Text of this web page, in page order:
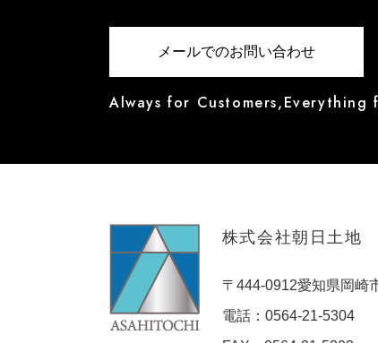
メールでのお問い合わせ
Always for Customers,Everything
株式会社朝日土地
〒444-0912愛知県岡崎
電話：0564-21-5304